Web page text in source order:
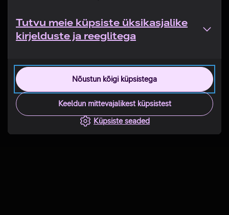
Tutvu meie küpsiste üksikasjalike
kirjelduste ja reeglitega
Nõustun kõigi küpsistega
Keeldun mittevajalikest küpsistest
Küpsiste seaded